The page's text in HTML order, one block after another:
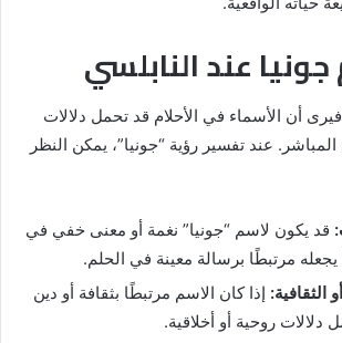
عند النابلسي
فيرى أن الأسماء في الأحلام قد تحمل دلالات
عند تفسير رؤية “جونيا”، يمكن النظر
قد يكون لاسم “جونيا” نغمة أو معنى خفي في
مرتبطًا برسالة معينة في الحلم.
الثقافية: إذا كان الاسم مرتبطًا بثقافة أو دين
دلالات روحية أو أخلاقية.